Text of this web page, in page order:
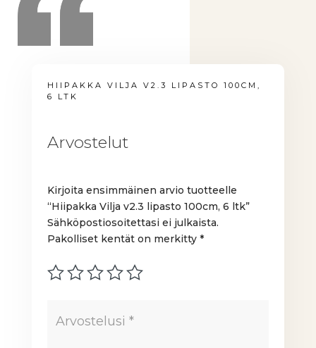
HIIPAKKA VILJA V2.3 LIPASTO 100CM,
6 LTK
Arvostelut
Kirjoita ensimmäinen arvio tuotteelle
“Hiipakka Vilja v2.3 lipasto 100cm, 6 ltk”
Sähköpostiosoitettasi ei julkaista.
Pakolliset kentät on merkitty*